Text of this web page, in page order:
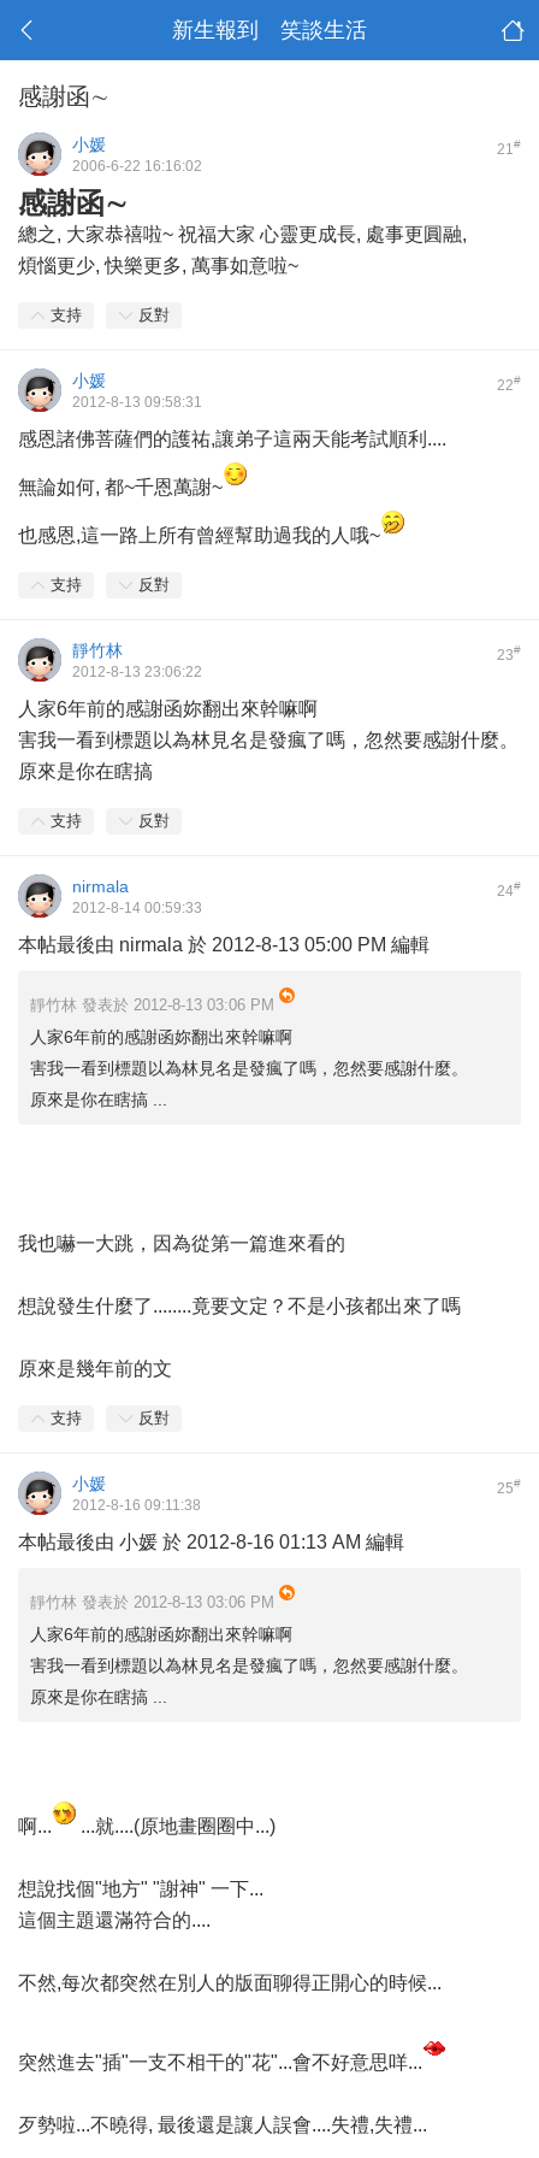
新生報到 笑談生活
感謝函∼
21#
小媛
2006-6-22 16:16:02
感謝函∼
總之, 大家恭禧啦~ 祝福大家 心靈更成長, 處事更圓融,
煩惱更少, 快樂更多, 萬事如意啦~
支持 反對
22#
小媛
2012-8-13 09:58:31
感恩諸佛菩薩們的護祐,讓弟子這兩天能考試順利....
無論如何, 都~千恩萬謝~
也感恩,這一路上所有曾經幫助過我的人哦~
支持 反對
23#
靜竹林
2012-8-13 23:06:22
人家6年前的感謝函妳翻出來幹嘛啊
害我一看到標題以為林見名是發瘋了嗎，忽然要感謝什麼。
原來是你在瞎搞
支持 反對
24#
nirmala
2012-8-14 00:59:33
本帖最後由 nirmala 於 2012-8-13 05:00 PM 編輯
靜竹林 發表於 2012-8-13 03:06 PM
人家6年前的感謝函妳翻出來幹嘛啊
害我一看到標題以為林見名是發瘋了嗎，忽然要感謝什麼。
原來是你在瞎搞 ...
我也嚇一大跳，因為從第一篇進來看的
想說發生什麼了........竟要文定？不是小孩都出來了嗎
原來是幾年前的文
支持 反對
25#
小媛
2012-8-16 09:11:38
本帖最後由 小媛 於 2012-8-16 01:13 AM 編輯
靜竹林 發表於 2012-8-13 03:06 PM
人家6年前的感謝函妳翻出來幹嘛啊
害我一看到標題以為林見名是發瘋了嗎，忽然要感謝什麼。
原來是你在瞎搞 ...
啊... ...就....(原地畫圈圈中...)
想說找個"地方" "謝神" 一下...
這個主題還滿符合的....
不然,每次都突然在別人的版面聊得正開心的時候...
突然進去"插"一支不相干的"花"...會不好意思咩...
歹勢啦...不曉得, 最後還是讓人誤會....失禮,失禮...